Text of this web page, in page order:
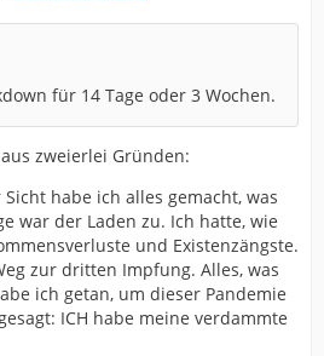
für 14 Tage oder 3 Wochen.
zweierlei Gründen:
habe ich alles gemacht, was
war der Laden zu. Ich hatte, wie
und Existenzängste.
zur dritten Impfung. Alles, was
ich getan, um dieser Pandemie
ICH habe meine verdammte